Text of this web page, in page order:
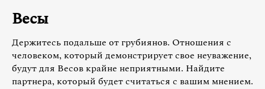
Весы
Держитесь подальше от грубиянов. Отношения с
человеком, который демонстрирует свое неуважение,
будут для Весов крайне неприятными. Найдите
партнера, который будет считаться с вашим мнением.